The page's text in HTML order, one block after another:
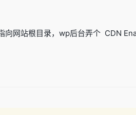
向网站根目录，wp后台弄个 CDN